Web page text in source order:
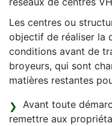
Les centres ou
objectif de réaliser la
conditions avant de
broyeurs, qui sont
matières restantes
Avant toute
remettre aux